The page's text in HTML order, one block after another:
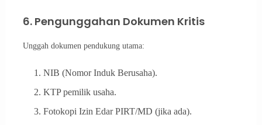
6. Pengunggahan Dokumen Kritis
Unggah dokumen pendukung utama:
NIB (Nomor Induk Berusaha).
KTP pemilik usaha.
Fotokopi Izin Edar PIRT/MD (jika ada).